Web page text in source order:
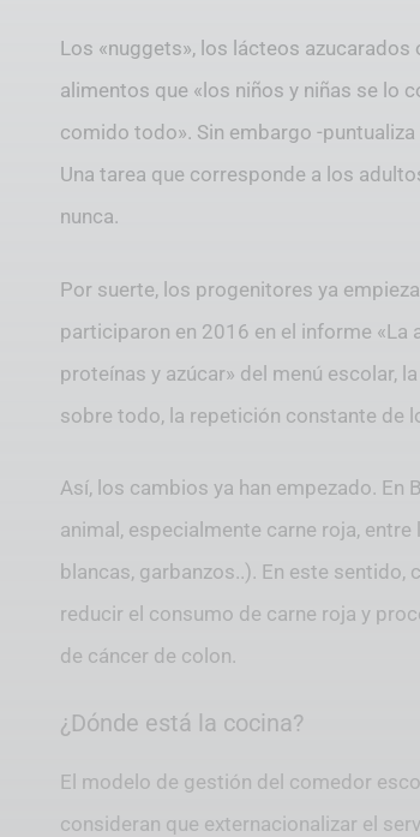
Los «nuggets», los lácteos
alimentos que «los niños y niñas se lo
comido todo». Sin embargo -
Una tarea que corresponde a los
nunca.
Por suerte, los progenitores ya
participaron en 2016 en el informe «La
proteínas y azúcar» del menú escolar,
sobre todo, la repetición constante de
Así, los cambios ya han empezado. En
animal, especialmente carne roja,
blancas, garbanzos..). En este
reducir el consumo de carne roja y
de cáncer de colon.
¿Dónde está la cocina?
El modelo de gestión del comedor
consideran que externacionalizar el